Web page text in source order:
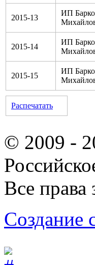
2015-13
ИП
2015-14
ИП
2015-15
ИП
Распечатать
© 2009 -
Все
Создание